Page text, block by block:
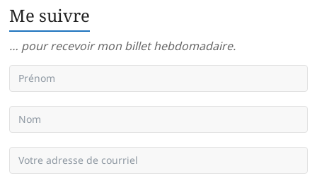
Me suivre
… pour recevoir mon billet hebdomadaire.